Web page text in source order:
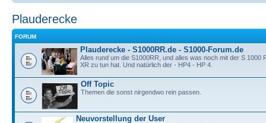
Plauderecke
FORUM
Plauderecke - S1000RR.de - S1000-Forum.de
Alles rund um die S1000RR, und alles was noch mit der S 1000
XR zu tun hat. Und natürlich der - HP4 - HP 4.
Off Topic
Themen die sonst nirgendwo rein passen.
Neuvorstellung der User